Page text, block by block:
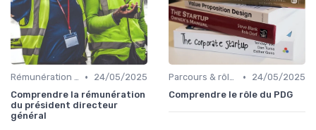
Rémunération & incentives exécutifs •
24/05/2025
Comprendre la rémunération
du président directeur
général
Parcours & rôle du CEO •
24/05/2025
Comprendre le rôle du PDG